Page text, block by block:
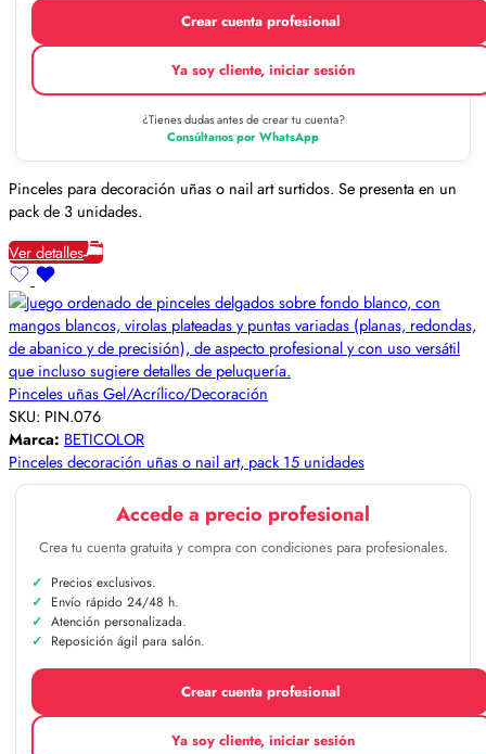
Crear cuenta profesional
Ya soy cliente, iniciar sesión
¿Tienes dudas antes de crear tu cuenta?
Consúltanos por WhatsApp
Pinceles para decoración uñas o nail art surtidos. Se presenta en un
pack de 3 unidades.
Ver detalles
Pinceles uñas Gel/Acrílico/Decoración
SKU: PIN.076
Marca: BETICOLOR
Pinceles decoración uñas o nail art, pack 15 unidades
Accede a precio profesional
Crea tu cuenta gratuita y compra con condiciones para profesionales.
Precios exclusivos.
Envío rápido 24/48 h.
Atención personalizada.
Reposición ágil para salón.
Crear cuenta profesional
Ya soy cliente, iniciar sesión